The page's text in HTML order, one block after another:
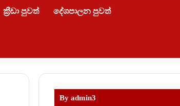
ක්‍රීඩා පුවත් දේශපාලන පුවත්
By admin3